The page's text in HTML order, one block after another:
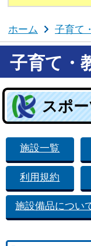
ホーム 子育て
子育て・
スポ
施設一覧
利用規約
施設備品につい